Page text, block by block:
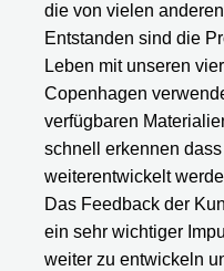
die von vielen
Entstanden sind die
Leben mit unseren
Copenhagen
verfügbaren
schnell erkennen
weiterentwickelt
Das Feedback der
ein sehr wichtiger
weiter zu entwickeln